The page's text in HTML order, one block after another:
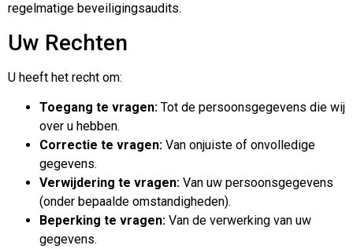
regelmatige beveiligingsaudits.
Uw Rechten
U heeft het recht om:
Toegang te vragen: Tot de persoonsgegevens die wij
over u hebben.
Correctie te vragen: Van onjuiste of onvolledige
gegevens.
Verwijdering te vragen: Van uw persoonsgegevens
(onder bepaalde omstandigheden).
Beperking te vragen: Van de verwerking van uw
gegevens.